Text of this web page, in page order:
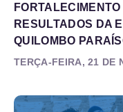
RESULTADOS DA
QUILOMBO
TERÇA-FEIRA, 21 DE